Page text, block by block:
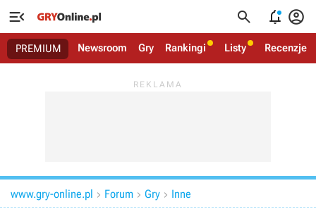
   
PREMIUM Newsroom Gry Rankingi Listy Recenzje
www.gry-online.pl  Forum  Gry  Inne